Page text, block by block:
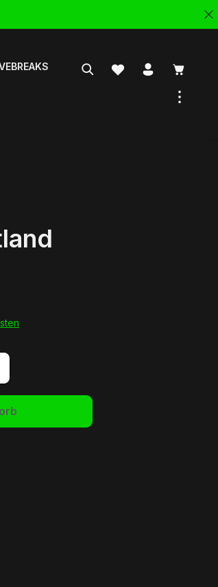
den gewünschten Wert